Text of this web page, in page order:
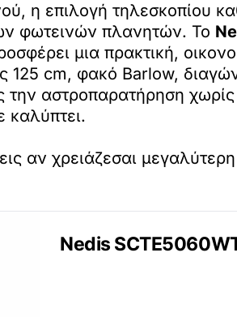
η επιλογή τηλεσκοπίου
φωτεινών πλανητών. Το
μια πρακτική,
125 cm, φακό Barlow,
την αστροπαρατήρηση
καλύπτει.
αν χρειάζεσαι
Nedis